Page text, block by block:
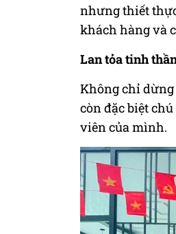
nhưng thiết
khách hàng và
Lan tỏa tinh
Không chỉ
còn đặc biệt
viên của mình.